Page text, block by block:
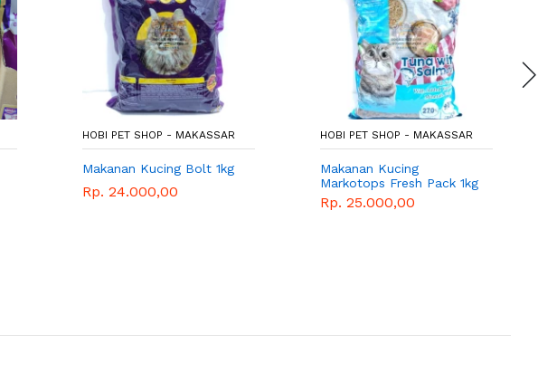
HOBI PET SHOP - MAKASSAR
Makanan Kucing Bolt 1kg
Rp. 24.000,00
HOBI PET SHOP - MAKASSAR
Makanan Kucing
Markotops Fresh Pack 1kg
Semua Umur
Rp. 25.000,00